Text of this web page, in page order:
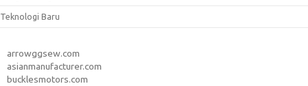
Teknologi Baru
arrowggsew.com
asianmanufacturer.com
bucklesmotors.com